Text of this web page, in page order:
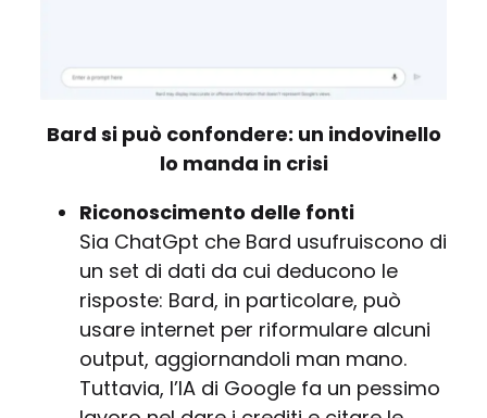
Bard si può confondere: un indovinello
lo manda in crisi
Riconoscimento delle fonti
Sia ChatGpt che Bard usufruiscono di
un set di dati da cui deducono le
risposte: Bard, in particolare, può
usare internet per riformulare alcuni
output, aggiornandoli man mano.
Tuttavia, l’IA di Google fa un pessimo